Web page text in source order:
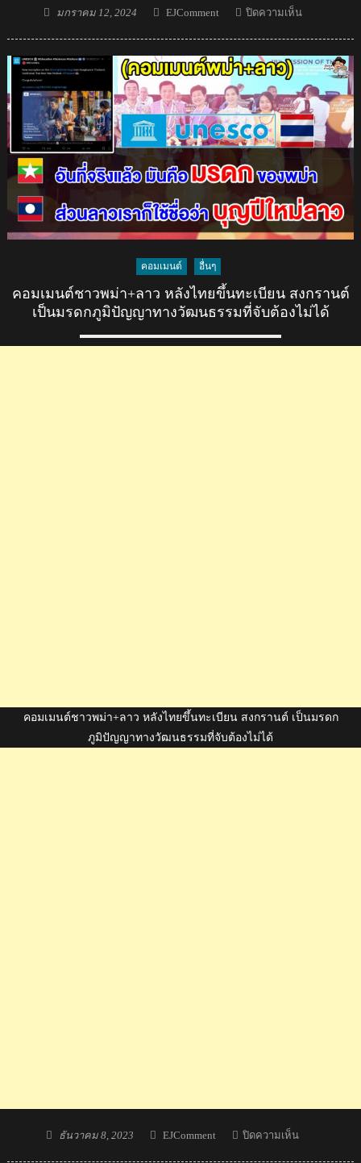
Posted
มกราคม 12, 2024 Author
EJComment ปิดความเห็นบน
ต์
ชาว
เขมร
ว้าวุ่น
หลัง
เตรียม
ขึ้น
ทะเบียน
ชุด
ยู
เนส
คอมเมนต์ อื่นๆ
คอมเมนต์ชาวพม่า+ลาว หลังไทยขึ้นทะเบียน สงกรานต์
เป็นมรดกภูมิปัญญาทางวัฒนธรรมที่จับต้องไม่ได้
คอมเมนต์ชาวพม่า+ลาว หลังไทยขึ้นทะเบียน สงกรานต์ เป็นมรดก
ภูมิปัญญาทางวัฒนธรรมที่จับต้องไม่ได้
Posted
ธันวาคม 8, 2023 Author
EJComment ปิดความเห็น